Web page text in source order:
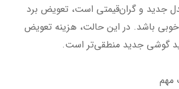
جدید و گران‌قیمتی است، تعویض برد
باشد. در این حالت، هزینه تعویض
گوشی جدید منطقی‌تر است.
مهم